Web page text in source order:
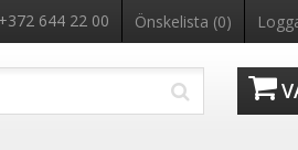
+372 644 22 00 Önskelista (0)